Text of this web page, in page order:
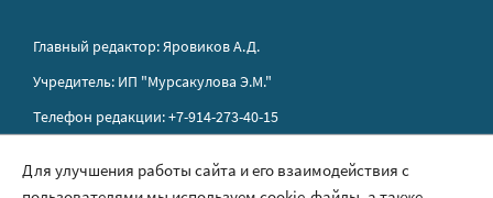
Главный редактор: Яровиков А.Д.
Учредитель: ИП "Мурсакулова Э.М."
Телефон редакции: +7-914-273-40-15
Для улучшения работы сайта и его взаимодействия с